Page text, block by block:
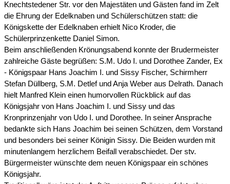
Knechtstedener Str. vor den Majestäten und Gästen fand im Zelt
die Ehrung der Edelknaben und Schülerschützen statt: die
Königskette der Edelknaben erhielt Nico Kroder, die
Schülerprinzenkette Daniel Simon.
Beim anschließenden Krönungsabend konnte der Brudermeister
zahlreiche Gäste begrüßen: S.M. Udo I. und Dorothee Zander, Ex
- Königspaar Hans Joachim I. und Sissy Fischer, Schirmherr
Stefan Düllberg, S.M. Detlef und Anja Weber aus Delrath. Danach
hielt Manfred Klein einen humorvollen Rückblick auf das
Königsjahr von Hans Joachim I. und Sissy und das
Kronprinzenjahr von Udo I. und Dorothee. In seiner Ansprache
bedankte sich Hans Joachim bei seinen Schützen, dem Vorstand
und besonders bei seiner Königin Sissy. Die Beiden wurden mit
minutenlangem herzlichem Beifall verabschiedet. Der stv.
Bürgermeister wünschte dem neuen Königspaar ein schönes
Königsjahr.